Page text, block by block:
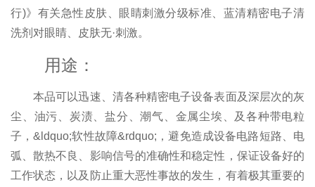
行)》有关急性皮肤、眼睛刺激分级标准、蓝清精密电子清
洗剂对眼睛、皮肤无·刺激。
用途：
本品可以迅速、清各种精密电子设备表面及深层次的灰
尘、油污、炭渍、盐分、潮气、金属尘埃、及各种带电粒
子，&ldquo;软性故障&rdquo;，避免造成设备电路短路、电
弧、散热不良、影响信号的准确性和稳定性，保证设备好的
工作状态，以及防止重大恶性事故的发生，有着极其重要的